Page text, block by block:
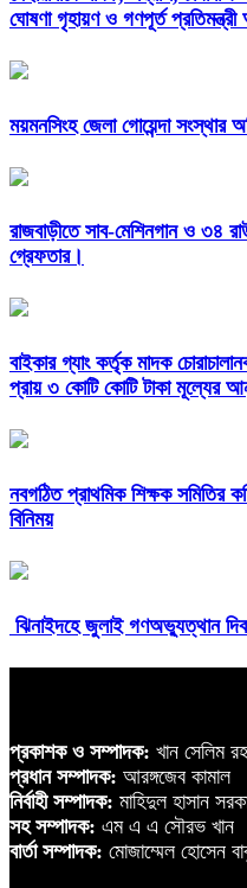
ঘোষণা গৃহায়ণ ও গণপূর্ত
ময়মনসিংহ জেলা গোয়েন্দা
রাজবাড়ীতে সাব-মেশিনগান ও ৩৪
গ্রেফতার।
বাইকার গ্যাং কর্তৃক মাদক
প্রায় ৩ কোটি কোটি টাকা মূল্যের
নবগঠিত প্রাথমিক শিক্ষক সমিতির
বিনিময়
ঝিনাইদহে জুলাই গণঅভ্যুত্থান
প্রকাশক ও সম্পাদক: খান সেলিম
প্রধান সম্পাদক: আরঙ্গজেব কামাল
নির্বাহী সম্পাদক: মাহিদুল হাসান
সহ সম্পাদক: এম এ এ সৌরভ খান
বার্তা সম্পাদক: মোজাম্মেল হোসেন